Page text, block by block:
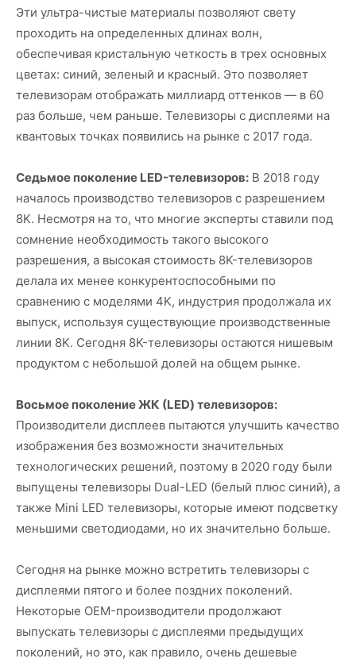
Эти ультра-чистые материалы позволяют свету
проходить на определенных длинах волн,
обеспечивая кристальную четкость в трех основных
цветах: синий, зеленый и красный. Это позволяет
телевизорам отображать миллиард оттенков — в 60
раз больше, чем раньше. Телевизоры с дисплеями на
квантовых точках появились на рынке с 2017 года.
Седьмое поколение LED-телевизоров: В 2018 году
началось производство телевизоров с разрешением
8K. Несмотря на то, что многие эксперты ставили под
сомнение необходимость такого высокого
разрешения, а высокая стоимость 8K-телевизоров
делала их менее конкурентоспособными по
сравнению с моделями 4K, индустрия продолжала их
выпуск, используя существующие производственные
линии 8K. Сегодня 8K-телевизоры остаются нишевым
продуктом с небольшой долей на общем рынке.
Восьмое поколение ЖК (LED) телевизоров:
Производители дисплеев пытаются улучшить качество
изображения без возможности значительных
технологических решений, поэтому в 2020 году были
выпущены телевизоры Dual-LED (белый плюс синий), а
также Mini LED телевизоры, которые имеют подсветку
меньшими светодиодами, но их значительно больше.
Сегодня на рынке можно встретить телевизоры с
дисплеями пятого и более поздних поколений.
Некоторые OEM-производители продолжают
выпускать телевизоры с дисплеями предыдущих
поколений, но это, как правило, очень дешевые